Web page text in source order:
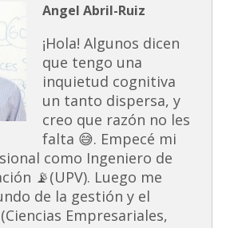
Angel Abril-Ruiz
¡Hola! Algunos dicen
que tengo una
inquietud cognitiva
un tanto dispersa, y
creo que razón no les
falta 😅. Empecé mi
como Ingeniero de
📡(UPV). Luego me
de la gestión y el
Empresariales,